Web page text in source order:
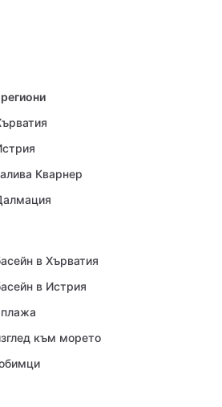
Кварнер
в Хърватия
в Истрия
към морето